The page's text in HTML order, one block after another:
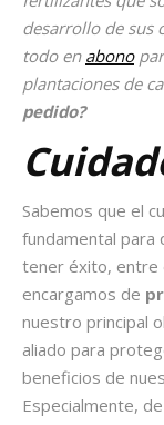
desarrollo de sus
todo en abono
plantaciones de
pedido?
Sabemos que el
fundamental para
tener éxito, entre
encargamos de
nuestro principal
aliado para
beneficios de
Especialmente,